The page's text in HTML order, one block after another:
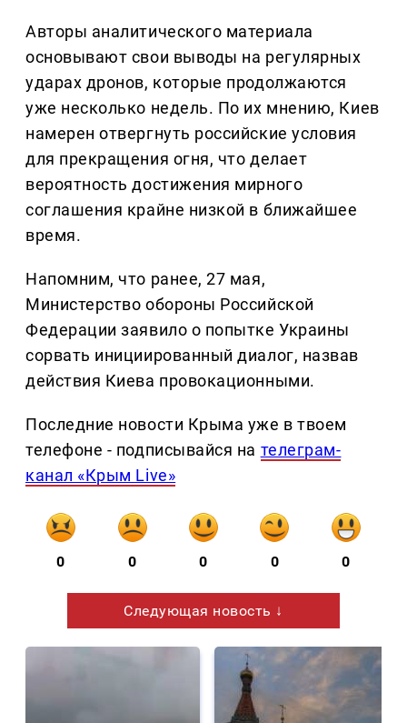
Авторы аналитического материала
основывают свои выводы на регулярных
ударах дронов, которые продолжаются
уже несколько недель. По их мнению, Киев
намерен отвергнуть российские условия
для прекращения огня, что делает
вероятность достижения мирного
соглашения крайне низкой в ближайшее
время.
Напомним, что ранее, 27 мая,
Министерство обороны Российской
Федерации заявило о попытке Украины
сорвать инициированный диалог, назвав
действия Киева провокационными.
Последние новости Крыма уже в твоем
телефоне - подписывайся на телеграм-
канал «Крым Live»
0 0 0 0 0
Следующая новость ↓